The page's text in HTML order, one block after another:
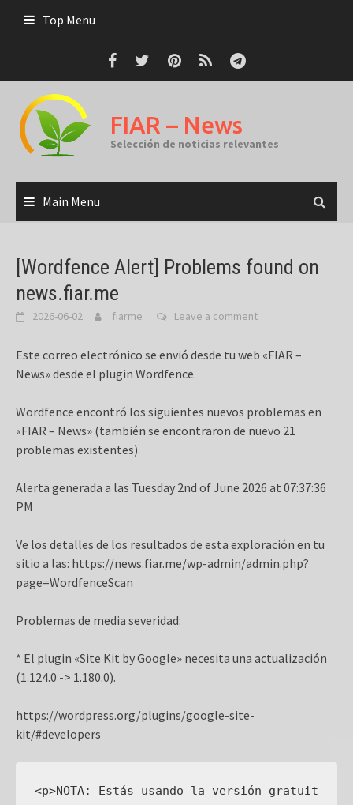
Top Menu
FIAR – News
Selección de noticias relevantes
Main Menu
[Wordfence Alert] Problems found on
news.fiar.me
2026-06-02 fiarme Leave a comment
Este correo electrónico se envió desde tu web «FIAR –
News» desde el plugin Wordfence.
Wordfence encontró los siguientes nuevos problemas en
«FIAR – News» (también se encontraron de nuevo 21
problemas existentes).
Alerta generada a las Tuesday 2nd of June 2026 at 07:37:36
PM
Ve los detalles de los resultados de esta exploración en tu
sitio a las: https://news.fiar.me/wp-admin/admin.php?
page=WordfenceScan
Problemas de media severidad:
* El plugin «Site Kit by Google» necesita una actualización
(1.124.0 -> 1.180.0).
https://wordpress.org/plugins/google-site-
kit/#developers
<p>NOTA: Estás usando la versión gratuit